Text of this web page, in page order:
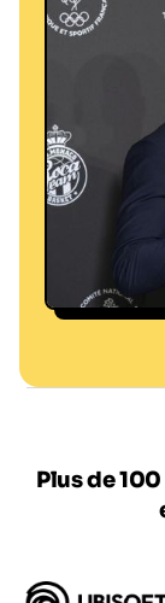
Getty Images
Plus de